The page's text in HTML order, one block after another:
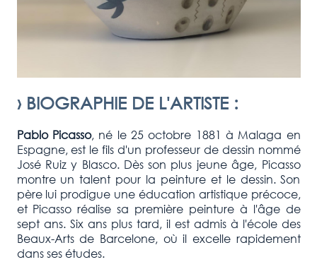
› BIOGRAPHIE DE L'ARTISTE:
Pablo Picasso, né le 25 octobre 1881 à Malaga en
Espagne, est le fils d'un professeur de dessin nommé
José Ruiz y Blasco. Dès son plus jeune âge, Picasso
montre un talent pour la peinture et le dessin. Son
père lui prodigue une éducation artistique précoce,
et Picasso réalise sa première peinture à l'âge de
sept ans. Six ans plus tard, il est admis à l'école des
Beaux-Arts de Barcelone, où il excelle rapidement
dans ses études.